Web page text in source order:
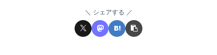
シェアする